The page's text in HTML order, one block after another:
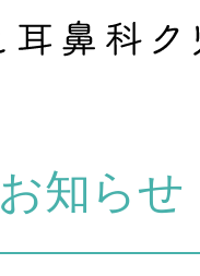
お知らせ